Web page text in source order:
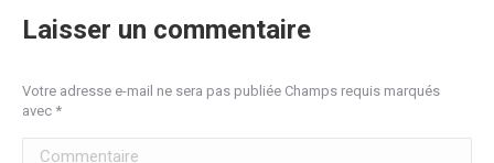
Laisser un commentaire
Votre adresse e-mail ne sera pas publiée Champs requis marqués
avec *
Commentaire